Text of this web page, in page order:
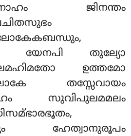
ജിനന്തം
യേനപി തുല്യോ
ഉത്തമോ
തസ്സേവായം
സുവിപുലമമലം
ഹേത്വാനുരൂപം